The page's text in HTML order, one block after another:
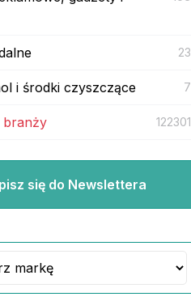
23
i środki czyszczące 7
branży 122301
się do Newslettera